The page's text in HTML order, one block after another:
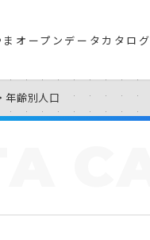
まオープンデータカタログ
年齢別人口